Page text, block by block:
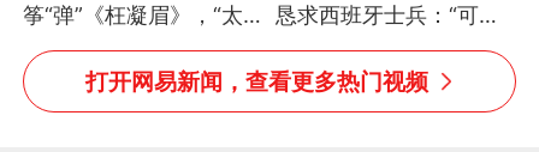
筝“弹”《枉凝眉》，“太
像了～你是吃古筝长大的
吗？”“或将成为首位考级
不带古筝的选手。”（来
恳求西班牙士兵：“可不
可以不要把我遣返回国”
打开网易新闻，查看更多热门视频